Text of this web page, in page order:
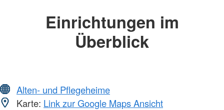
Einrichtungen im
Überblick
Alten- und Pflegeheime
Karte: Link zur Google Maps Ansicht